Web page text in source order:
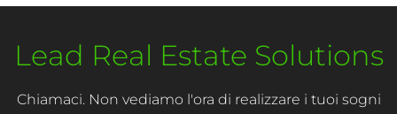
Lead Real Estate Solutions
Chiamaci. Non vediamo l'ora di realizzare i tuoi sogni